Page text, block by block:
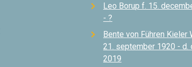
Leo Borup f. 15.
- ?
Bente von Führen Kieler
21. september 1920 - d.
2019